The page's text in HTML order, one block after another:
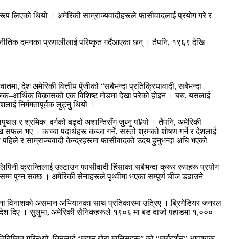
लिएको थियो । अमेरिकी साम्राज्यवादीहरूले फासीवादलाई प्रयोग गरे र
दमनका प्रणालीलाई परिष्कृत गर्दैआएका छन् । तैपनि, १९६९ देखि
देश अमेरिकी वित्तीय पुँजीको “सबैभन्दा प्रतिक्रियावादी, सबैभन्दा
विकासको एक विशिष्ट मोडमा देखा परेको होइन । बरु, यसलाई
निर्ममतापूर्वक लुट्नुु थियो ।
र श्रमिक–वर्गको बढ्दो अशान्तिसँग जुध्नु प¥यो । तैपनि, अमेरिकी
सफल भए । कच्चा पदार्थहरू कब्जा गर्ने, सस्तो श्रमको शोषण गर्ने र देशलाई
र साम्राज्यवादी केन्द्रहरूमा फासीवादको उदय हुनुभन्दा अघि भएको
क्रान्तिलाई उल्टाउन फासीवादी हिंसाका सबैभन्दा क्रूर रूपहरू प्रयोग
पुग्न सक्छ । अमेरिकी सेनाहरूले पृथ्वीमा भएका सम्पूर्ण चीज डढाउने
विनाशको असमान अभियानका साथ प्रतिकारमा उत्रिए । ब्रिगेडियर जनरल
दिए । सुलुमा, अमेरिकी सैनिकहरूले १९०६ मा बड दाजो पहाडमा १,०००